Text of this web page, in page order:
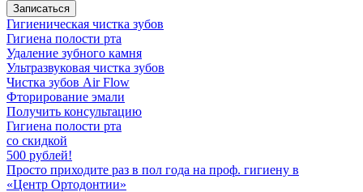
Записаться
Гигиеническая чистка зубов
Гигиена полости рта
Удаление зубного камня
Ультразвуковая чистка зубов
Чистка зубов Air Flow
Фторирование эмали
Получить консультацию
Гигиена полости рта
со скидкой
500 рублей!
Просто приходите раз в пол года на проф. гигиену в
«Центр Ортодонтии»